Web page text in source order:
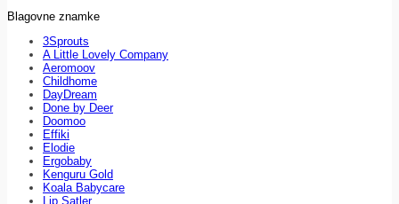
Blagovne znamke
3Sprouts
A Little Lovely Company
Aeromoov
Childhome
DayDream
Done by Deer
Doomoo
Effiki
Elodie
Ergobaby
Kenguru Gold
Koala Babycare
Lip Satler